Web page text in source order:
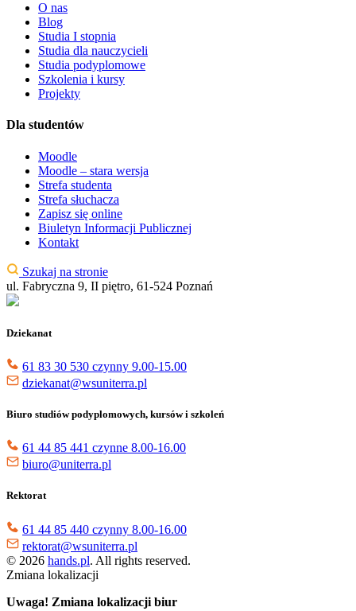
O nas
Blog
Studia I stopnia
Studia dla nauczycieli
Studia podyplomowe
Szkolenia i kursy
Projekty
Dla studentów
Moodle
Moodle – stara wersja
Strefa studenta
Strefa słuchacza
Zapisz się online
Biuletyn Informacji Publicznej
Kontakt
Szukaj na stronie
ul. Fabryczna 9, II piętro, 61-524 Poznań
Dziekanat
61 83 30 530 czynny 9.00-15.00
dziekanat@wsuniterra.pl
Biuro studiów podyplomowych, kursów i szkoleń
61 44 85 441 czynne 8.00-16.00
biuro@uniterra.pl
Rektorat
61 44 85 440 czynny 8.00-16.00
rektorat@wsuniterra.pl
© 2026 hands.pl. All rights reserved.
Zmiana lokalizacji
Uwaga! Zmiana lokalizacji biur